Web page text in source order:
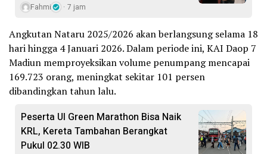
Fahmi 7 jam
Angkutan Nataru 2025/2026 akan berlangsung selama 18
hari hingga 4 Januari 2026. Dalam periode ini, KAI Daop 7
Madiun memproyeksikan volume penumpang mencapai
169.723 orang, meningkat sekitar 101 persen
dibandingkan tahun lalu.
Peserta UI Green Marathon Bisa Naik
KRL, Kereta Tambahan Berangkat
Pukul 02.30 WIB